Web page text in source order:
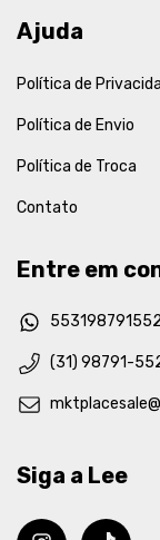
Ajuda
Política de
Política de Envio
Política de Troca
Contato
Entre em
(31) 98791-
Siga a Lee